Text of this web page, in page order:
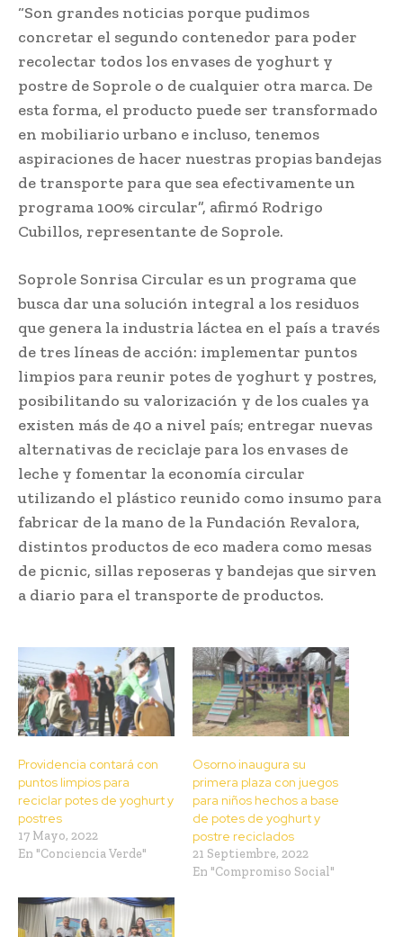
“Son grandes noticias porque pudimos
concretar el segundo contenedor para poder
recolectar todos los envases de yoghurt y
postre de Soprole o de cualquier otra marca. De
esta forma, el producto puede ser transformado
en mobiliario urbano e incluso, tenemos
aspiraciones de hacer nuestras propias bandejas
de transporte para que sea efectivamente un
programa 100% circular”, afirmó Rodrigo
Cubillos, representante de Soprole.
Soprole Sonrisa Circular es un programa que
busca dar una solución integral a los residuos
que genera la industria láctea en el país a través
de tres líneas de acción: implementar puntos
limpios para reunir potes de yoghurt y postres,
posibilitando su valorización y de los cuales ya
existen más de 40 a nivel país; entregar nuevas
alternativas de reciclaje para los envases de
leche y fomentar la economía circular
utilizando el plástico reunido como insumo para
fabricar de la mano de la Fundación Revalora,
distintos productos de eco madera como mesas
de picnic, sillas reposeras y bandejas que sirven
a diario para el transporte de productos.
Providencia contará con
puntos limpios para
reciclar potes de yoghurt y
postres
17 Mayo, 2022
En "Conciencia Verde"
Osorno inaugura su
primera plaza con juegos
para niños hechos a base
de potes de yoghurt y
postre reciclados
21 Septiembre, 2022
En "Compromiso Social"